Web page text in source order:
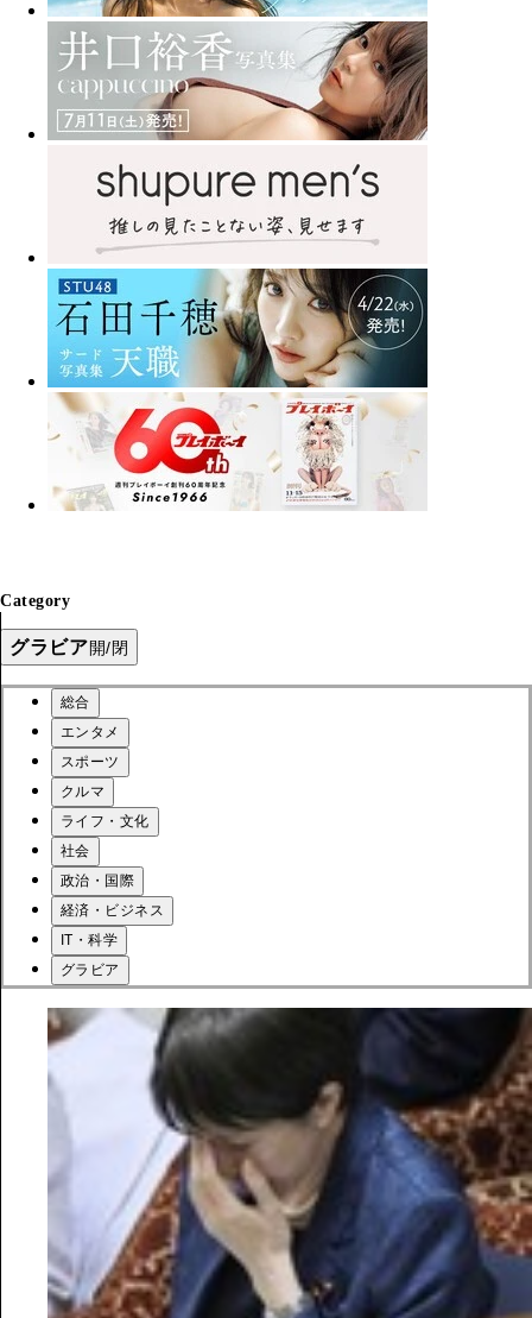
Category
グラビア開/閉
総合
エンタメ
スポーツ
クルマ
ライフ・文化
社会
政治・国際
経済・ビジネス
IT・科学
グラビア